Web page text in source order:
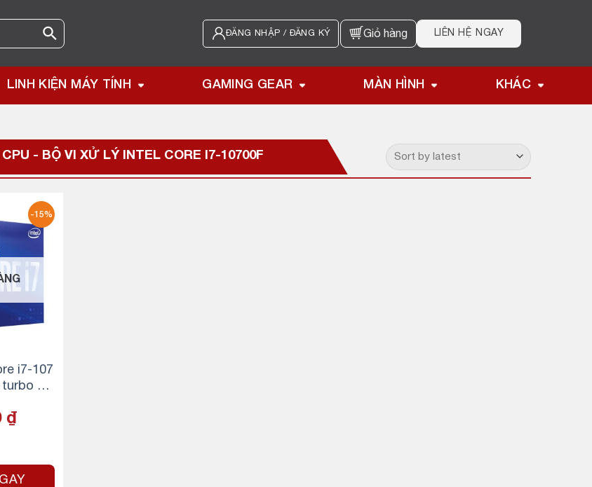
ĐĂNG NHẬP / ĐĂNG KÝ Giỏ hàng LIÊN HỆ NGAY
LINH KIỆN MÁY TÍNH GAMING GEAR MÀN HÌNH KHÁC
- BỘ VI XỬ LÝ INTEL CORE I7-10700F
-15%
i7-107
turbo up
₫